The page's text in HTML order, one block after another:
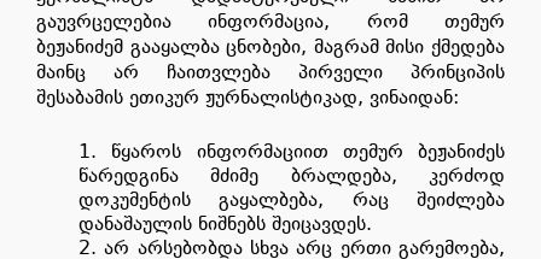
გაუვრცელებია ინფორმაცია, რომ თემურ
ბეჟანიძემ გააყალბა ცნობები, მაგრამ მისი ქმედება
მაინც არ ჩაითვლება პირველი პრინციპის
შესაბამის ეთიკურ ჟურნალისტიკად, ვინაიდან:
წყაროს ინფორმაციით თემურ ბეჟანიძეს
წარედგინა მძიმე ბრალდება, კერძოდ
დოკუმენტის გაყალბება, რაც შეიძლება
დანაშაულის ნიშნებს შეიცავდეს.
არ არსებობდა სხვა არც ერთი გარემოება,